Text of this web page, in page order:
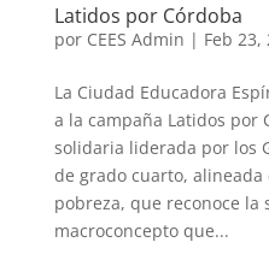
Latidos por Córdoba
por CEES Admin | Feb 23,
La Ciudad Educadora
a la campaña Latidos por
solidaria liderada por los
de grado cuarto, alineada
pobreza, que reconoce la
macroconcepto que...